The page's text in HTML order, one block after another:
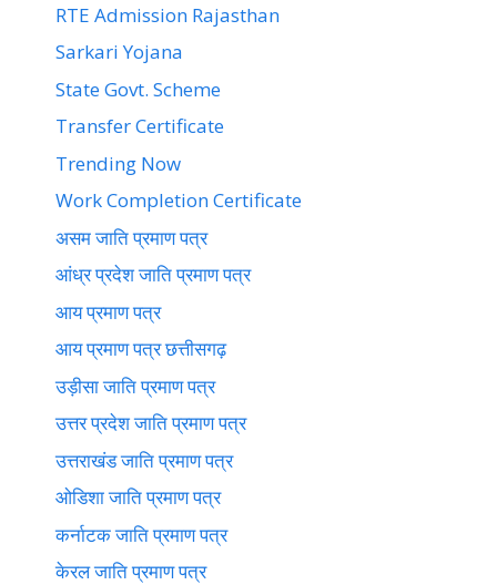
RTE Admission Rajasthan
Sarkari Yojana
State Govt. Scheme
Transfer Certificate
Trending Now
Work Completion Certificate
असम जाति प्रमाण पत्र
आंध्र प्रदेश जाति प्रमाण पत्र
आय प्रमाण पत्र
आय प्रमाण पत्र छत्तीसगढ़
उड़ीसा जाति प्रमाण पत्र
उत्तर प्रदेश जाति प्रमाण पत्र
उत्तराखंड जाति प्रमाण पत्र
ओडिशा जाति प्रमाण पत्र
कर्नाटक जाति प्रमाण पत्र
केरल जाति प्रमाण पत्र